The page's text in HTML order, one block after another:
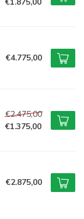
€4.775,00
€2.475,00
€1.375,00
€2.875,00